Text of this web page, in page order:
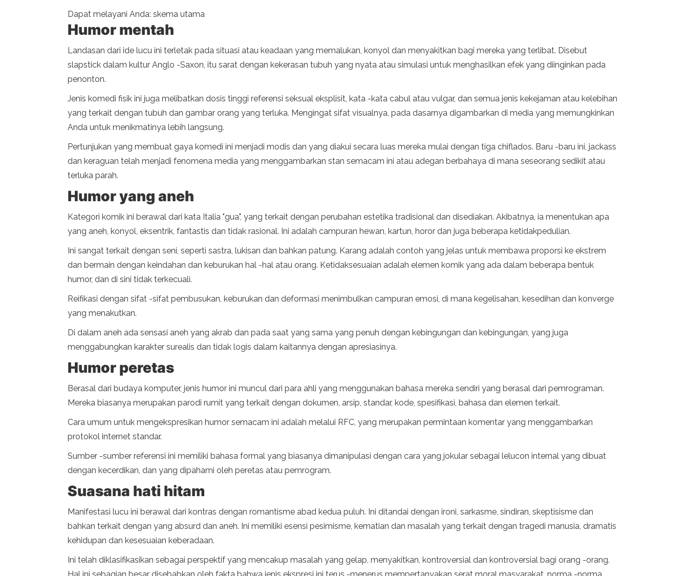
Dapat melayani Anda: skema utama
Humor mentah
Landasan dari ide lucu ini terletak pada situasi atau keadaan yang memalukan, konyol dan menyakitkan bagi mereka yang terlibat. Disebut
slapstick dalam kultur Anglo -Saxon, itu sarat dengan kekerasan tubuh yang nyata atau simulasi untuk menghasilkan efek yang diinginkan pada
penonton.
Jenis komedi fisik ini juga melibatkan dosis tinggi referensi seksual eksplisit, kata -kata cabul atau vulgar, dan semua jenis kekejaman atau kelebihan
yang terkait dengan tubuh dan gambar orang yang terluka. Mengingat sifat visualnya, pada dasarnya digambarkan di media yang memungkinkan
Anda untuk menikmatinya lebih langsung.
Pertunjukan yang membuat gaya komedi ini menjadi modis dan yang diakui secara luas mereka mulai dengan tiga chiflados. Baru -baru ini, jackass
dan keraguan telah menjadi fenomena media yang menggambarkan stan semacam ini atau adegan berbahaya di mana seseorang sedikit atau
terluka parah.
Humor yang aneh
Kategori komik ini berawal dari kata Italia "gua", yang terkait dengan perubahan estetika tradisional dan disediakan. Akibatnya, ia menentukan apa
yang aneh, konyol, eksentrik, fantastis dan tidak rasional. Ini adalah campuran hewan, kartun, horor dan juga beberapa ketidakpedulian.
Ini sangat terkait dengan seni, seperti sastra, lukisan dan bahkan patung. Karang adalah contoh yang jelas untuk membawa proporsi ke ekstrem
dan bermain dengan keindahan dan keburukan hal -hal atau orang. Ketidaksesuaian adalah elemen komik yang ada dalam beberapa bentuk
humor, dan di sini tidak terkecuali.
Reifikasi dengan sifat -sifat pembusukan, keburukan dan deformasi menimbulkan campuran emosi, di mana kegelisahan, kesedihan dan konverge
yang menakutkan.
Di dalam aneh ada sensasi aneh yang akrab dan pada saat yang sama yang penuh dengan kebingungan dan kebingungan, yang juga
menggabungkan karakter surealis dan tidak logis dalam kaitannya dengan apresiasinya.
Humor peretas
Berasal dari budaya komputer, jenis humor ini muncul dari para ahli yang menggunakan bahasa mereka sendiri yang berasal dari pemrograman.
Mereka biasanya merupakan parodi rumit yang terkait dengan dokumen, arsip, standar, kode, spesifikasi, bahasa dan elemen terkait.
Cara umum untuk mengekspresikan humor semacam ini adalah melalui RFC, yang merupakan permintaan komentar yang menggambarkan
protokol internet standar.
Sumber -sumber referensi ini memiliki bahasa formal yang biasanya dimanipulasi dengan cara yang jokular sebagai lelucon internal yang dibuat
dengan kecerdikan, dan yang dipahami oleh peretas atau pemrogram.
Suasana hati hitam
Manifestasi lucu ini berawal dari kontras dengan romantisme abad kedua puluh. Ini ditandai dengan ironi, sarkasme, sindiran, skeptisisme dan
bahkan terkait dengan yang absurd dan aneh. Ini memiliki esensi pesimisme, kematian dan masalah yang terkait dengan tragedi manusia, dramatis
kehidupan dan kesesuaian keberadaan.
Ini telah diklasifikasikan sebagai perspektif yang mencakup masalah yang gelap, menyakitkan, kontroversial dan kontroversial bagi orang -orang.